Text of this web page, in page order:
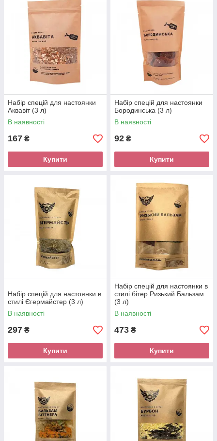
Набір спецій для настоянки
Аквавіт (3 л)
В наявності
167 ₴
Купити
Набір спецій для настоянки
Бородинська (3 л)
В наявності
92 ₴
Купити
Набір спецій для настоянки в
стилі Єгермайстер (3 л)
В наявності
297 ₴
Купити
Набір спецій для настоянки в
стилі бітер Ризький Бальзам
(3 л)
В наявності
473 ₴
Купити